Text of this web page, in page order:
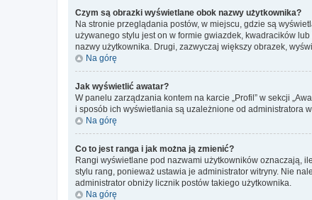
Czym są obrazki wyświetlane obok nazwy użytkownika?
Na stronie przeglądania postów, w miejscu, gdzie są
używanego stylu jest on w formie gwiazdek, kwadracików
nazwy użytkownika. Drugi, zazwyczaj większy obrazek,
Na górę
Jak wyświetlić awatar?
W panelu zarządzania kontem na karcie „Profil” w sekcji
i sposób ich wyświetlania są uzależnione od administratora
Na górę
Co to jest ranga i jak można ją zmienić?
Rangi wyświetlane pod nazwami użytkowników oznaczają,
stylu rang, ponieważ ustawia je administrator witryny. Nie
administrator obniży licznik postów takiego użytkownika.
Na górę